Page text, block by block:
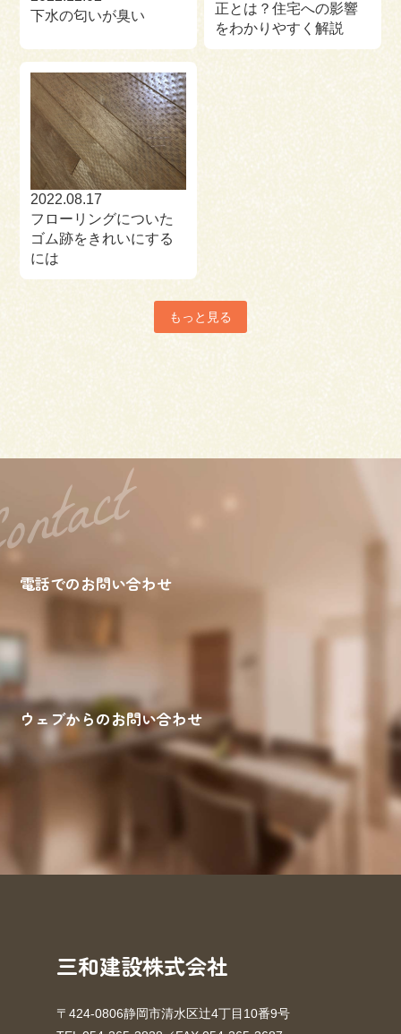
下水の匂いが臭い
正とは？住宅への影響
をわかりやすく解説
2022.08.17
フローリングについた
ゴム跡をきれいにする
には
もっと見る
電話でのお問い合わせ
ウェブからのお問い合わせ
お問い合わせ 資料請求
三和建設株式会社
〒424-0806静岡市清水区辻4丁目10番9号